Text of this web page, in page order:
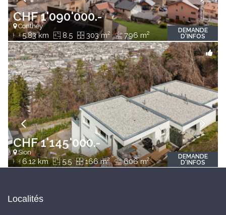
CHF 1'090'000.-
Conthey
5.83 km 8.5 303 m2 796 m2
DEMANDE
D'INFOS
CHF 1'145'000.-
Sion
6.12 km 5.5 166 m2 606 m2
DEMANDE
D'INFOS
Localités